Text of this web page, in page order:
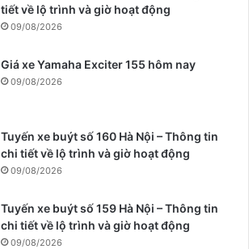
tiết về lộ trình và giờ hoạt động
09/08/2026
Giá xe Yamaha Exciter 155 hôm nay
09/08/2026
Tuyến xe buýt số 160 Hà Nội – Thông tin
chi tiết về lộ trình và giờ hoạt động
09/08/2026
Tuyến xe buýt số 159 Hà Nội – Thông tin
chi tiết về lộ trình và giờ hoạt động
09/08/2026